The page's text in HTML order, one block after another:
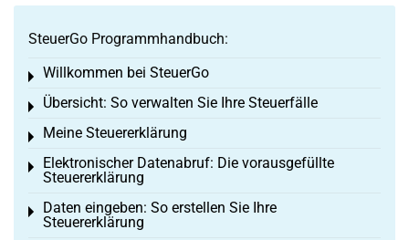
SteuerGo Programmhandbuch:
Willkommen bei SteuerGo
Toggle menu
Übersicht: So verwalten Sie Ihre Steuerfälle
Toggle menu
Meine Steuererklärung
Toggle menu
Elektronischer Datenabruf: Die vorausgefüllte
Steuererklärung
Toggle menu
Daten eingeben: So erstellen Sie Ihre
Steuererklärung
Toggle menu